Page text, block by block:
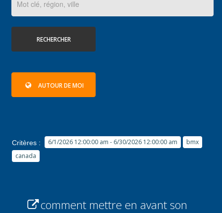
RECHERCHER
AUTOUR DE MOI
Critères : 6/1/2026 12:00:00 am - 6/30/2026 12:00:00 am
bmx
canada
comment mettre en avant son